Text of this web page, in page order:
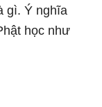
gì. Ý nghĩa
học như